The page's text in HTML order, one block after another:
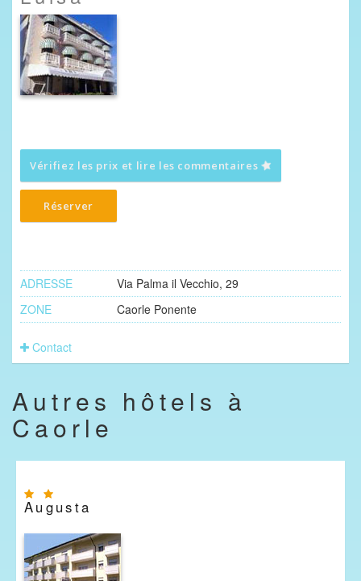
Vérifiez les prix et lire les commentaires
Réserver
ADRESSE
Via Palma il Vecchio, 29
ZONE
Caorle Ponente
Contact
Autres hôtels à
Caorle
Augusta